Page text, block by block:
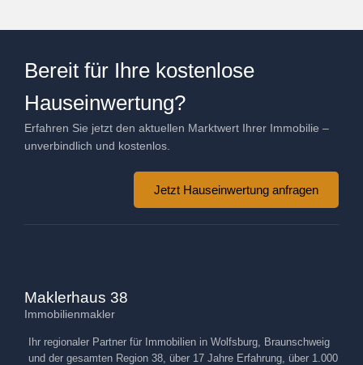
Bereit für Ihre kostenlose
Hauseinwertung?
Erfahren Sie jetzt den aktuellen Marktwert Ihrer Immobilie –
unverbindlich und kostenlos.
Jetzt Hauseinwertung anfragen
Maklerhaus 38
Immobilienmakler
Ihr regionaler Partner für Immobilien in Wolfsburg, Braunschweig
und der gesamten Region 38, über 17 Jahre Erfahrung, über 1.000